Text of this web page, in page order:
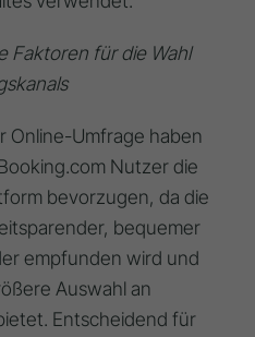
Faktoren für die Wahl
Online-Umfrage haben
Nutzer die
bevorzugen, da die
bequemer
empfunden wird und
Auswahl an
Entscheidend für